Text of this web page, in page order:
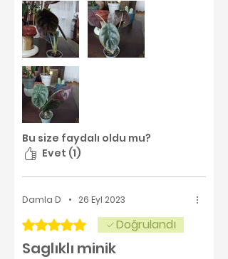
Bu size faydalı oldu mu?
Evet (1)
Damla D •
26 Eyl 2023
5 üzerinden 5 yıldızDoğrulandı
Saglıklı minik